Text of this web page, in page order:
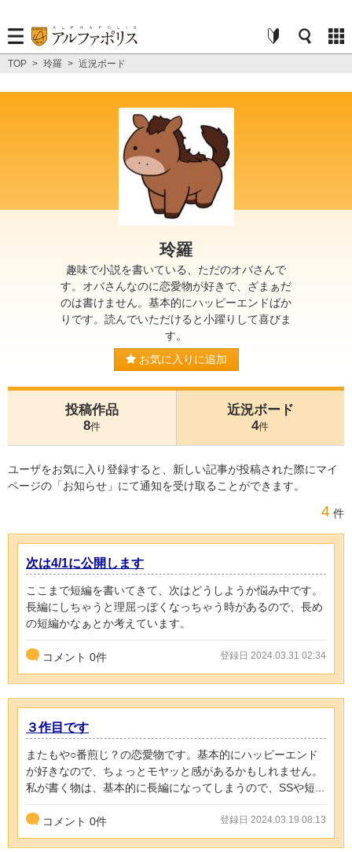
TOP > 玲羅 > 近況ボード
玲羅
趣味で小説を書いている、ただのオバさんで
す。オバさんなのに恋愛物が好きで、ざまぁだ
のは書けません。基本的にハッピーエンドばか
りです。読んでいただけると小躍りして喜びま
す。
お気に入りに追加
投稿作品
8件
近況ボード
4件
ユーザをお気に入り登録すると、新しい記事が投稿された際にマイ
ページの「お知らせ」にて通知を受け取ることができます。
4 件
次は4/1に公開します
ここまで短編を書いてきて、次はどうしようか悩み中です。
長編にしちゃうと理屈っぽくなっちゃう時があるので、長め
の短編かなぁとか考えています。
コメント 0件 登録日 2024.03.31 02:34
３作目です
またもや○番煎じ？の恋愛物です。基本的にハッピーエンド
が好きなので、ちょっとモヤッと感があるかもしれません。
私が書く物は、基本的に長編になってしまうので、SSや短...
コメント 0件 登録日 2024.03.19 08:13